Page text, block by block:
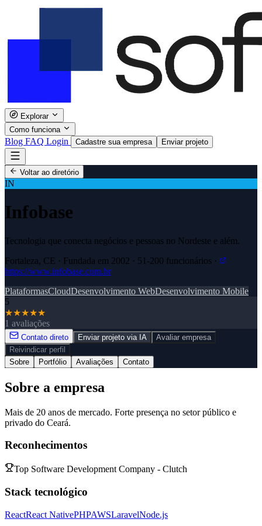
Explorar
Como funciona
Blog FAQ Login Cadastre sua empresa Enviar projeto
Voltar ao diretório
IN
Infobase
Tecnologia que conecta negócios e pessoas no Nordeste e além.
Fortaleza, CE · Fundada em 2002 · 51-200 funcionários ·
https://www.infobase.com.br
PlataformasCloudDesenvolvimento WebDesenvolvimento Mobile
5
★★★★★
1 avaliações
Contato direto Enviar projeto via IA
Avaliar empresa
Reivindicar perfil
Sobre
Portfólio Avaliações Contato
Sobre a empresa
Mais de 20 anos de mercado. Forte presença no setor público e
privado do Ceará.
Reconhecimentos
Top Software Development Company - Clutch
Stack tecnológico
ReactReact NativePHPAWSLaravelNode.js